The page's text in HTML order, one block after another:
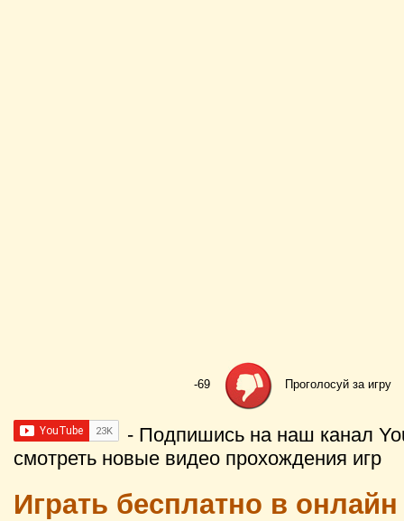
-69 Проголосуй за игру
- Подпишись на наш канал
смотреть новые видео прохождения игр
Играть бесплатно в